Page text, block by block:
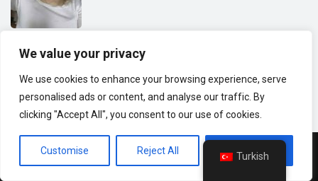
We value your privacy
We use cookies to enhance your browsing experience, serve
personalised ads or content, and analyse our traffic. By
clicking "Accept All", you consent to our use of cookies.
Customise Reject All Accept All
yöneliktir. Dünyanın dört bir yanından insanları birbirine bağlamayı
amaçlayan bir flört ve rastgele görüntülü sohbet sitesidir.
© Telif Hakkı 2025 | GoMeet Kulübü Turkish